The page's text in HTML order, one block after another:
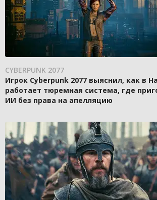
CYBERPUNK 2077
Игрок Cyberpunk 2077 выяснил, как в
работает тюремная система, где
ИИ без права на апелляцию